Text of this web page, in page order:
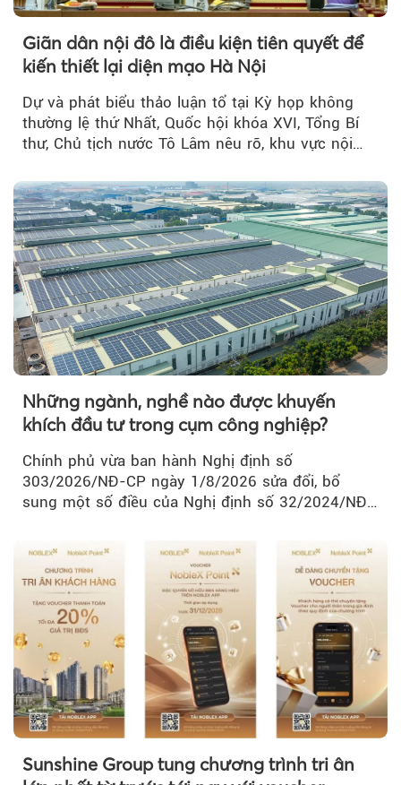
Giãn dân nội đô là điều kiện tiên quyết để
kiến thiết lại diện mạo Hà Nội
Dự và phát biểu thảo luận tổ tại Kỳ họp không
thường lệ thứ Nhất, Quốc hội khóa XVI, Tổng Bí
thư, Chủ tịch nước Tô Lâm nêu rõ, khu vực nội
Những ngành, nghề nào được khuyến
khích đầu tư trong cụm công nghiệp?
Chính phủ vừa ban hành Nghị định số
303/2026/NĐ-CP ngày 1/8/2026 sửa đổi, bổ
sung một số điều của Nghị định số 32/2024/NĐ-
Sunshine Group tung chương trình tri ân